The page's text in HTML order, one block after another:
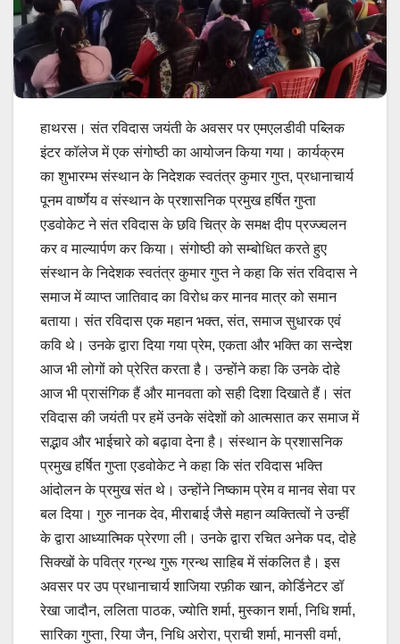
हाथरस। संत रविदास जयंती के अवसर पर एमएलडीवी पब्लिक
इंटर कॉलेज में एक संगोष्ठी का आयोजन किया गया। कार्यक्रम
का शुभारम्भ संस्थान के निदेशक स्वतंत्र कुमार गुप्त, प्रधानाचार्य
पूनम वार्ष्णेय व संस्थान के प्रशासनिक प्रमुख हर्षित गुप्ता
एडवोकेट ने संत रविदास के छवि चित्र के समक्ष दीप प्रज्ज्वलन
कर व माल्यार्पण कर किया। संगोष्ठी को सम्बोधित करते हुए
संस्थान के निदेशक स्वतंत्र कुमार गुप्त ने कहा कि संत रविदास ने
समाज में व्याप्त जातिवाद का विरोध कर मानव मात्र को समान
बताया। संत रविदास एक महान भक्त, संत, समाज सुधारक एवं
कवि थे। उनके द्वारा दिया गया प्रेम, एकता और भक्ति का सन्देश
आज भी लोगों को प्रेरित करता है। उन्होंने कहा कि उनके दोहे
आज भी प्रासंगिक हैं और मानवता को सही दिशा दिखाते हैं। संत
रविदास की जयंती पर हमें उनके संदेशों को आत्मसात कर समाज में
सद्भाव और भाईचारे को बढ़ावा देना है। संस्थान के प्रशासनिक
प्रमुख हर्षित गुप्ता एडवोकेट ने कहा कि संत रविदास भक्ति
आंदोलन के प्रमुख संत थे। उन्होंने निष्काम प्रेम व मानव सेवा पर
बल दिया। गुरु नानक देव, मीराबाई जैसे महान व्यक्तित्वों ने उन्हीं
के द्वारा आध्यात्मिक प्रेरणा ली। उनके द्वारा रचित अनेक पद, दोहे
सिक्खों के पवित्र ग्रन्थ गुरू ग्रन्थ साहिब में संकलित है। इस
अवसर पर उप प्रधानाचार्य शाजिया रफ़ीक खान, कोर्डिनेटर डॉ
रेखा जादौन, ललिता पाठक, ज्योति शर्मा, मुस्कान शर्मा, निधि शर्मा,
सारिका गुप्ता, रिया जैन, निधि अरोरा, प्राची शर्मा, मानसी वर्मा,